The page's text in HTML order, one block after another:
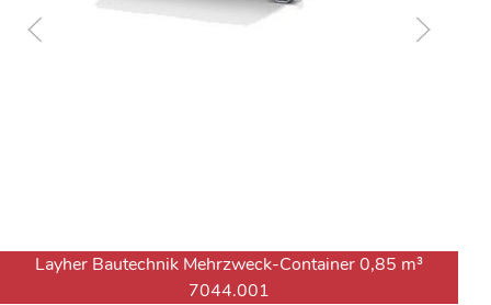
Layher Bautechnik Mehrzweck-Container 0,85 m³
7044.001